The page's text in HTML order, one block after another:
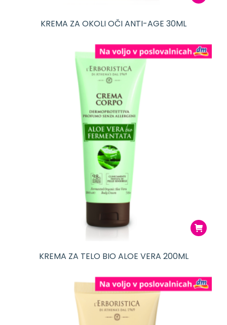
KREMA ZA OKOLI OČI ANTI-AGE 30ML
KREMA ZA TELO BIO ALOE VERA 200ML